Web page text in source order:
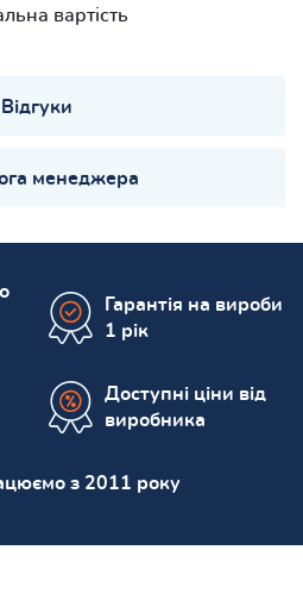
вартість
Відгуки
менеджера
Гарантія на вироби
1 рік
Доступні ціни від
виробника
з 2011 року